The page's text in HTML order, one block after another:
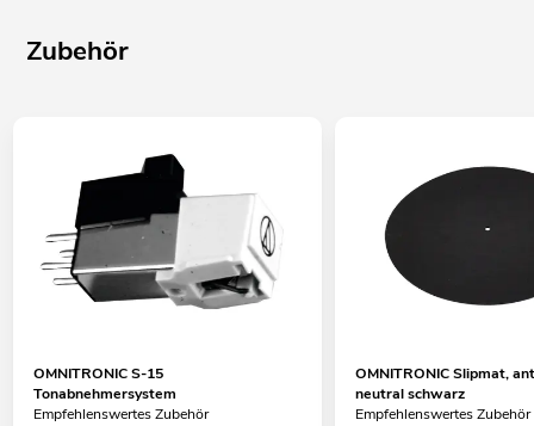
Zubehör
OMNITRONIC S-15
Tonabnehmersystem
Empfehlenswertes Zubehör
OMNITRONIC Slipmat,
neutral schwarz
Empfehlenswertes Zubehör